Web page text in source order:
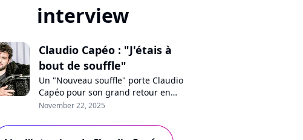
interview
Claudio Capéo : "J'étais à
bout de souffle"
Un "Nouveau souffle" porte Claudio
Capéo pour son grand retour en
musique. Au micro de Purecharts, le
fatigue" qui a précédé
November 22, 2025